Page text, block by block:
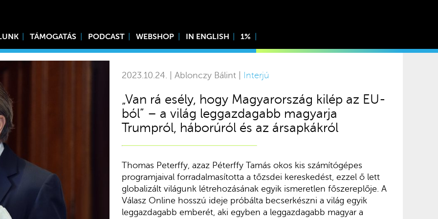
TÁMOGATÁS PODCAST WEBSHOP IN ENGLISH 1%
2023.10.24. | Ablonczy Bálint | Interjú
„Van rá esély, hogy Magyarország kilép az EU-
ból” – a világ leggazdagabb magyarja
Trumpról, háborúról és az ársapkákról
Thomas Peterffy, azaz Péterffy Tamás okos kis számítógépes
programjaival forradalmasította a tőzsdei kereskedést, ezzel ő lett
globalizált világunk létrehozásának egyik ismeretlen főszereplője. A
Válasz Online hosszú ideje próbálta becserkészni a világ egyik
leggazdagabb emberét, aki egyben a leggazdagabb magyar a